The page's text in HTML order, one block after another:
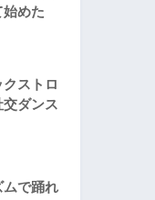
めた
クストロ
ダンス
ムで踊れ